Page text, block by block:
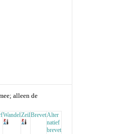
alleen de
WandelZeilBrevetAlter
natief
brevet